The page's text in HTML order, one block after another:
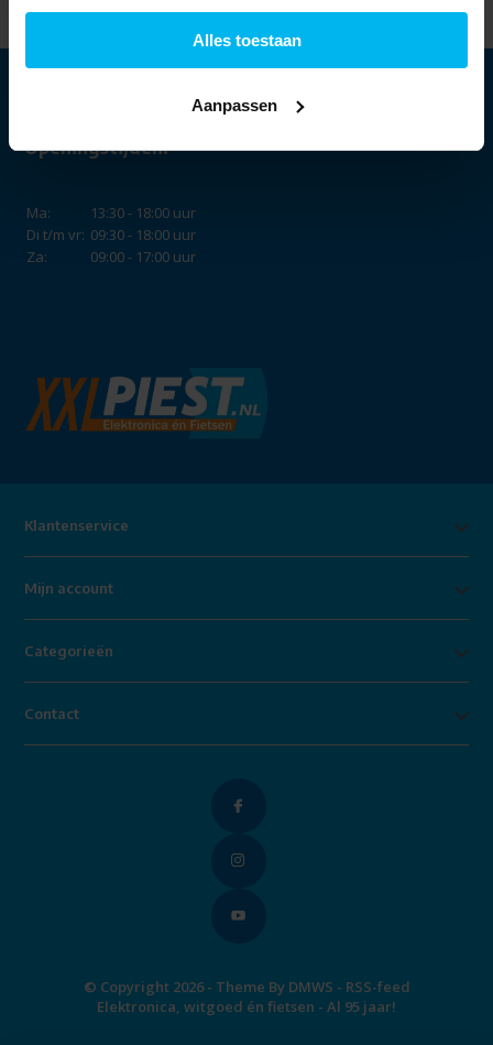
Alles toestaan
Aanpassen
Openingstijden:
Ma:
13:30 - 18:00 uur
Di t/m vr: 09:30 - 18:00 uur
Za:
09:00 - 17:00 uur
Klantenservice
Mijn account
Categorieën
Contact
© Copyright 2026 - Theme By DMWS - RSS-feed
Elektronica, witgoed én fietsen - Al 95 jaar!